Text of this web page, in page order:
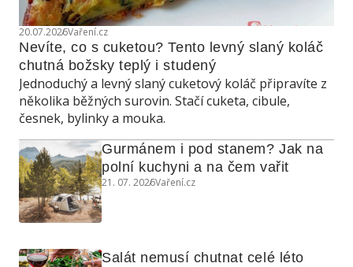
20.07.2026Vaření.cz
Nevíte, co s cuketou? Tento levný slaný koláč
chutná božsky teplý i studený
Jednoduchý a levný slaný cuketový koláč připravíte z
několika běžných surovin. Stačí cuketa, cibule,
česnek, bylinky a mouka.
Gurmánem i pod stanem? Jak na
polní kuchyni a na čem vařit
21. 07. 2026Vaření.cz
Salát nemusí chutnat celé léto